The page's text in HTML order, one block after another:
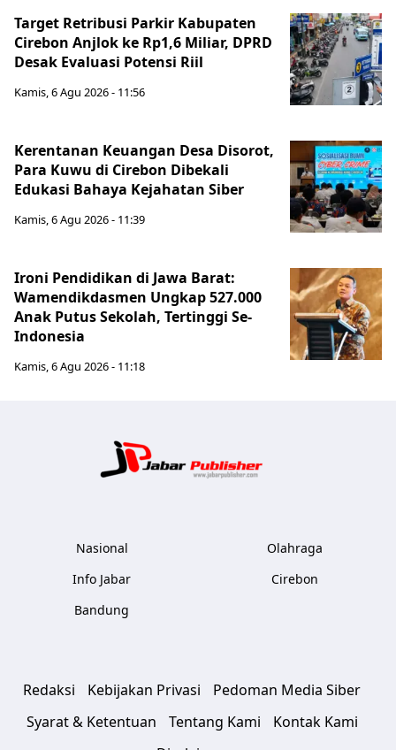
Target Retribusi Parkir Kabupaten
Cirebon Anjlok ke Rp1,6 Miliar, DPRD
Desak Evaluasi Potensi Riil
Kamis, 6 Agu 2026 - 11:56
Kerentanan Keuangan Desa Disorot,
Para Kuwu di Cirebon Dibekali
Edukasi Bahaya Kejahatan Siber
Kamis, 6 Agu 2026 - 11:39
Ironi Pendidikan di Jawa Barat:
Wamendikdasmen Ungkap 527.000
Anak Putus Sekolah, Tertinggi Se-
Indonesia
Kamis, 6 Agu 2026 - 11:18
Nasional
Info Jabar
Bandung
Olahraga
Cirebon
Redaksi Kebijakan Privasi
Pedoman Media Siber
Syarat & Ketentuan
Tentang Kami
Kontak Kami